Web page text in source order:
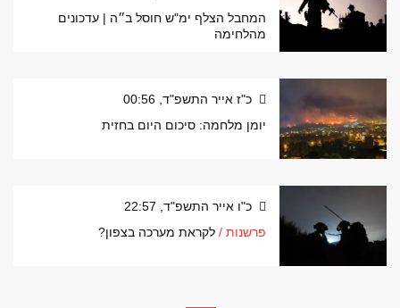
המחבל הצלף ימ"ש חוסל ב״ה | עדכונים
מהלחימה
כ"ז אייר התשפ"ד, 00:56
יומן מלחמה: סיכום היום בחזית
כ"ו אייר התשפ"ד, 22:57
פרשנות / לקראת מערכה בצפון?